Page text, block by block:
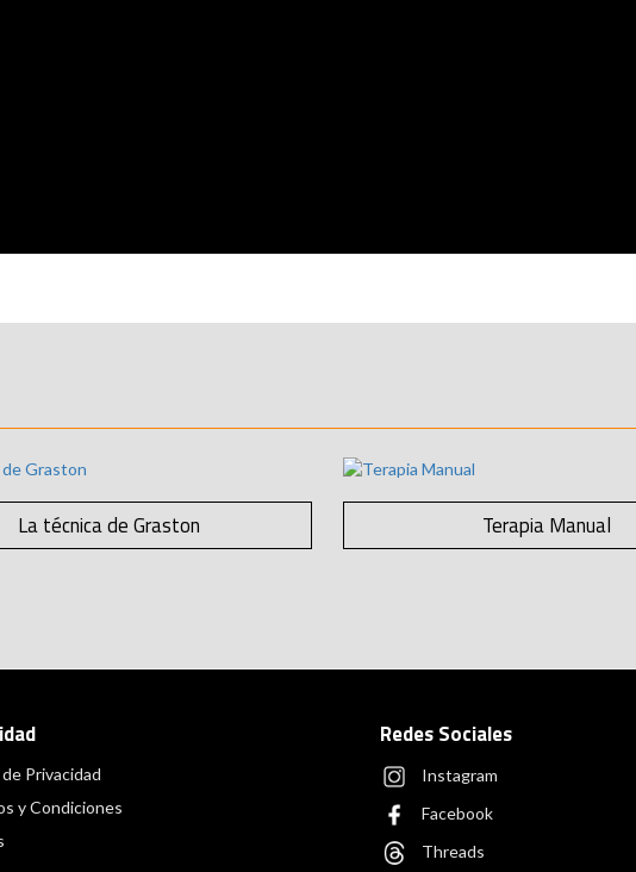
La técnica de Graston Terapia Manual
Privacidad
y Condiciones
Redes Sociales
Instagram
Facebook
Threads